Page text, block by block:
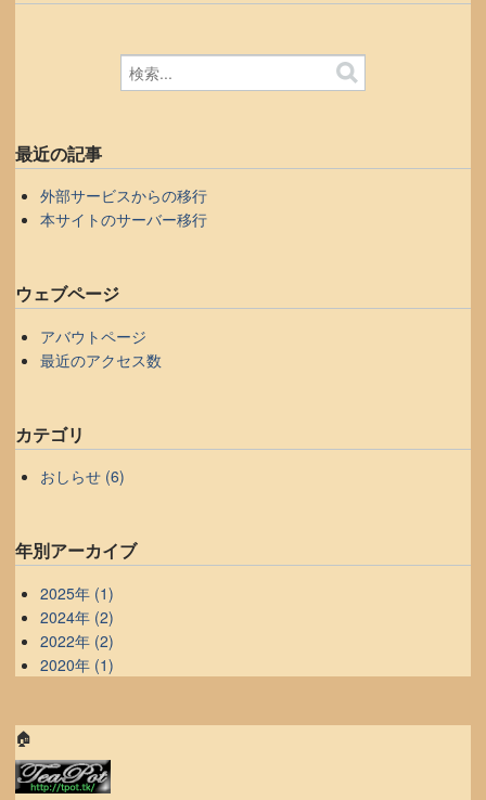
最近の記事
外部サービスからの移行
本サイトのサーバー移行
ウェブページ
アバウトページ
最近のアクセス数
カテゴリ
おしらせ (6)
年別アーカイブ
2025年 (1)
2024年 (2)
2022年 (2)
2020年 (1)
🏠